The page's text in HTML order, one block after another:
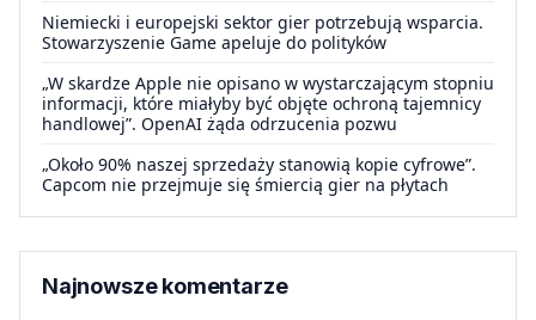
Niemiecki i europejski sektor gier potrzebują wsparcia.
Stowarzyszenie Game apeluje do polityków
„W skardze Apple nie opisano w wystarczającym stopniu
informacji, które miałyby być objęte ochroną tajemnicy
handlowej”. OpenAI żąda odrzucenia pozwu
„Około 90% naszej sprzedaży stanowią kopie cyfrowe”.
Capcom nie przejmuje się śmiercią gier na płytach
Najnowsze komentarze